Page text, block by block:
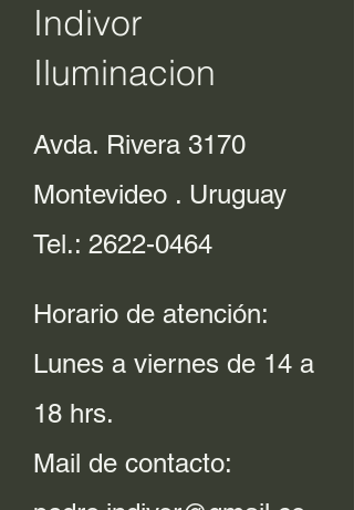
Indivor
Iluminacion
Avda. Rivera 3170
Montevideo . Uruguay
Tel.: 2622-0464
Horario de atención:
Lunes a viernes de 14 a
18 hrs.
Mail de contacto: